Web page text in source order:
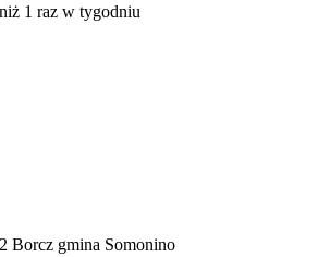
niż 1 raz w tygodniu
Borcz gmina Somonino